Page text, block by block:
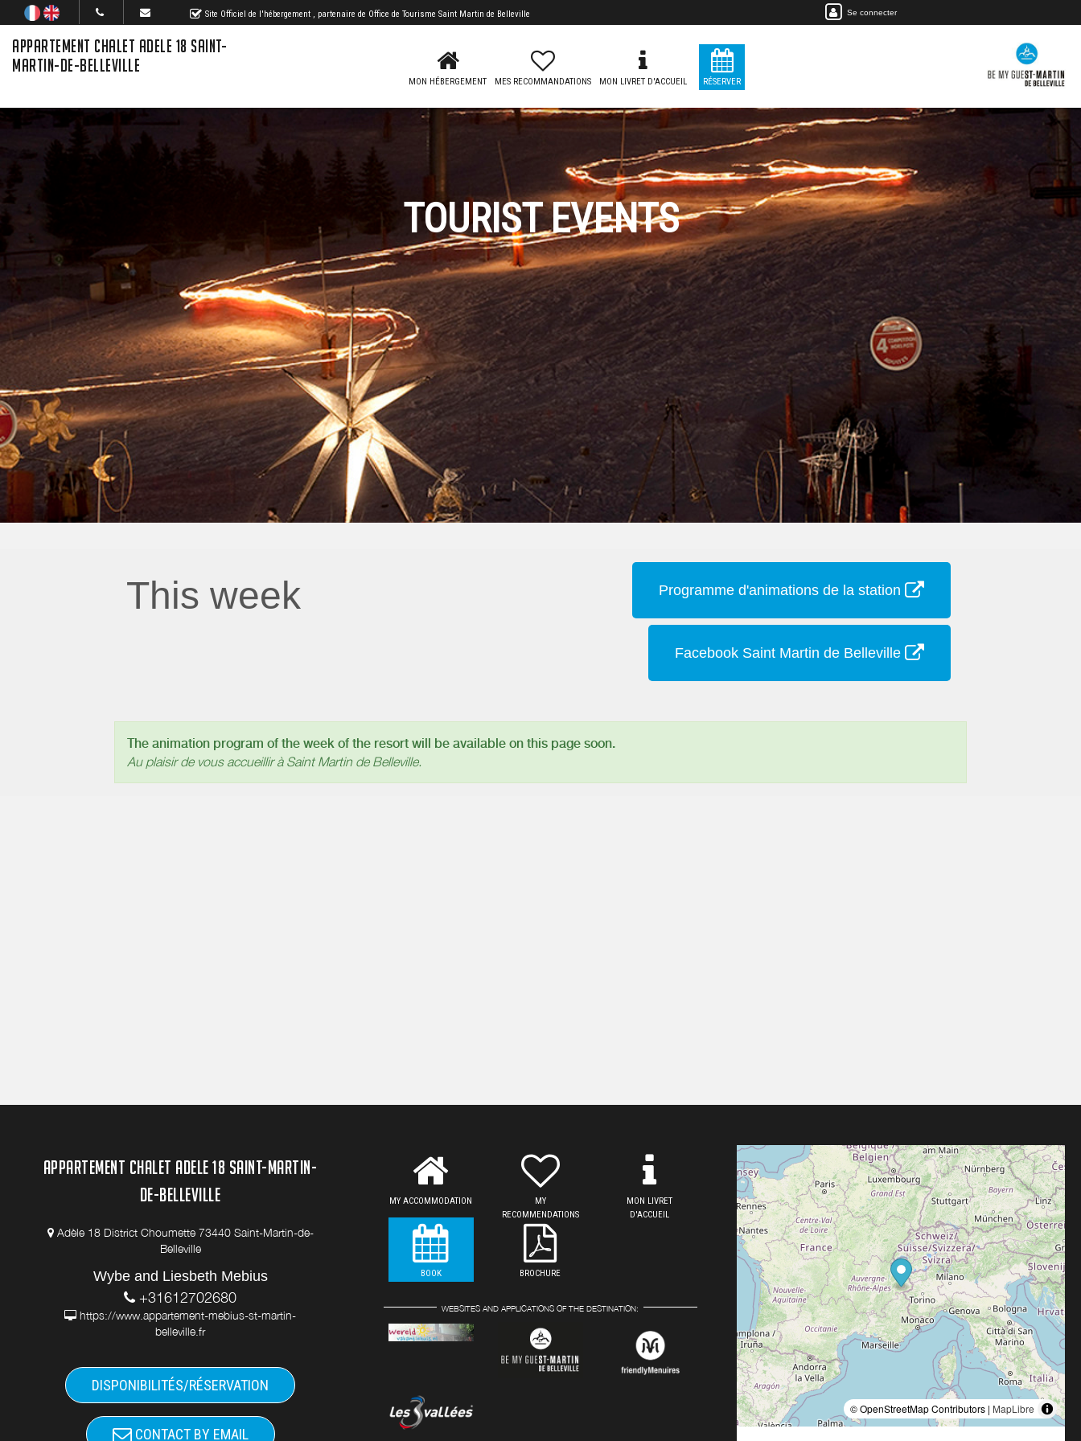
Site Officiel de l'hébergement , partenaire de Office de Tourisme Saint Martin de Belleville Se connecter
APPARTEMENT CHALET ADELE 18 SAINT-
MARTIN-DE-BELLEVILLE
MON HÉBERGEMENT MES RECOMMANDATIONS MON LIVRET D'ACCUEIL RÉSERVER
TOURIST EVENTS
This week Programme d'animations de la station
Facebook Saint Martin de Belleville
The animation program of the week of the resort will be available on this page soon.
Au plaisir de vous accueillir à Saint Martin de Belleville.
APPARTEMENT CHALET ADELE 18 SAINT-MARTIN-
DE-BELLEVILLE
Adèle 18 District Choumette 73440 Saint-Martin-de-
Belleville
Wybe and Liesbeth Mebius
+31612702680
https://www.appartement-mebius-st-martin-
belleville.fr
DISPONIBILITÉS/RÉSERVATION
CONTACT BY EMAIL
MY ACCOMMODATION
MY
RECOMMENDATIONS
MON LIVRET
D'ACCUEIL
BOOK BROCHURE
WEBSITES AND APPLICATIONS OF THE DESTINATION:
© OpenStreetMap Contributors | MapLibre